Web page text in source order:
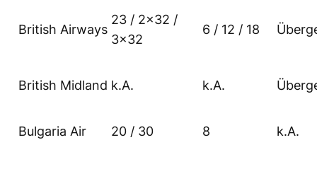
British Airways
23 / 2×32 /
3×32
6 / 12 / 18
British Midland k.A. k.A.
Bulgaria Air 20 / 30 8 k.A.